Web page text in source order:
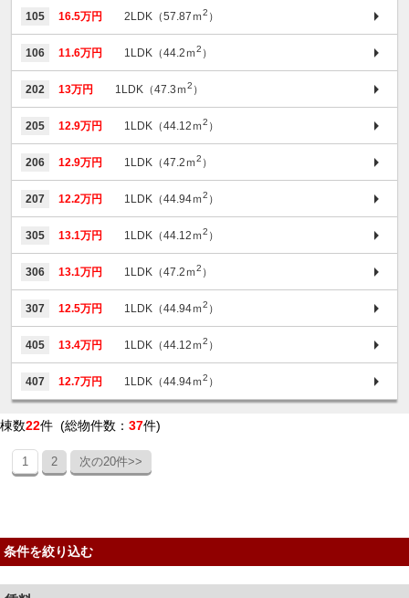
105 16.5万円 2LDK（57.87ｍ2 ）
106 11.6万円 1LDK（44.2ｍ2 ）
202 13万円 1LDK（47.3ｍ2 ）
205 12.9万円 1LDK（44.12ｍ2 ）
206 12.9万円 1LDK（47.2ｍ2 ）
207 12.2万円 1LDK（44.94ｍ2 ）
305 13.1万円 1LDK（44.12ｍ2 ）
306 13.1万円 1LDK（47.2ｍ2 ）
307 12.5万円 1LDK（44.94ｍ2 ）
405 13.4万円 1LDK（44.12ｍ2 ）
407 12.7万円 1LDK（44.94ｍ2 ）
棟数22件 (総物件数： 37件)
1 2 次の20件>>
条件を絞り込む